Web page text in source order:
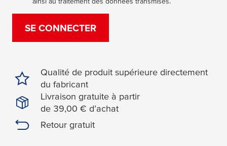
SE CONNECTER
Qualité de produit supérieure directement
du fabricant
Livraison gratuite à partir
de 39,00 € d’achat
Retour gratuit